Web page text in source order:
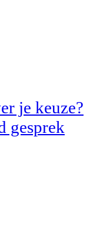
je keuze?
gesprek